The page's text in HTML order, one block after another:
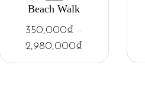
Beach Walk
350,000₫ –
2,980,000₫